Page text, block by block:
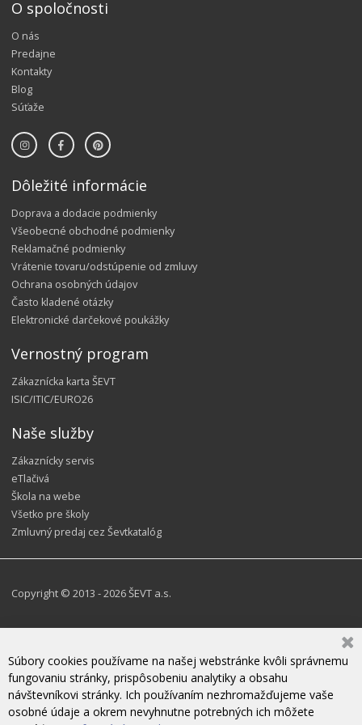
O spoločnosti
O nás
Predajne
Kontakty
Blog
Súťaže
Dôležité informácie
Doprava a dodacie podmienky
Všeobecné obchodné podmienky
Reklamačné podmienky
Vrátenie tovaru/odstúpenie od zmluvy
Ochrana osobných údajov
Často kladené otázky
Elektronické darčekové poukážky
Vernostný program
Zákaznícka karta ŠEVT
ISIC/ITIC/EURO26
Naše služby
Zákaznícky servis
eTlačivá
Škola na webe
Všetko pre školy
Zmluvný predaj cez Ševtkatalóg
Copyright © 2013 - 2026 ŠEVT a.s.
Súbory cookies používame na našej webstránke kvôli správnemu
fungovaniu stránky, prispôsobeniu analytiky a obsahu
návštevníkovi stránky. Ich používaním nezhromažďujeme vaše
osobné údaje a okrem nevyhnutne potrebných ich môžete